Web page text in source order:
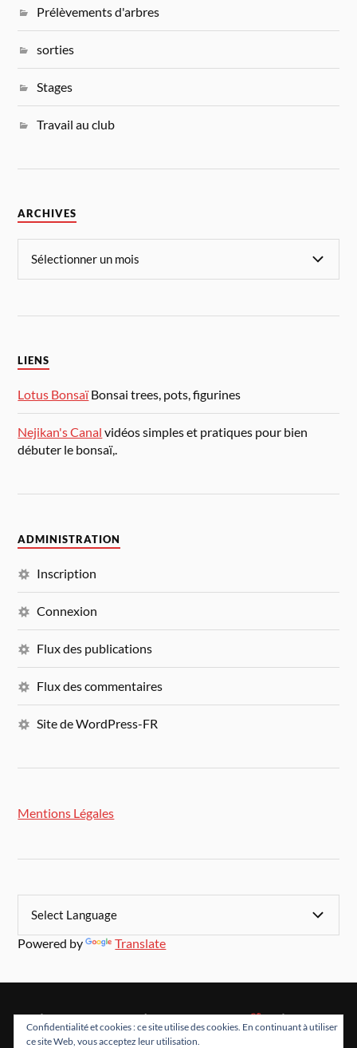
Prélèvements d'arbres
sorties
Stages
Travail au club
ARCHIVES
LIENS
Lotus BonsaïBonsai trees, pots, figurines
Nejikan's Canal vidéos simples et pratiques pour bien
débuter le bonsaï,.
ADMINISTRATION
Inscription
Connexion
Flux des publications
Flux des commentaires
Site de WordPress-FR
Mentions Légales
Powered by Translate
FIÈREMENT PROPULSÉ PARWORDPRESS & THÈME PAR
ANDERS NORÉN
Confidentialité et cookies : ce site utilise des cookies. En continuant à utiliser
ce site Web, vous acceptez leur utilisation.